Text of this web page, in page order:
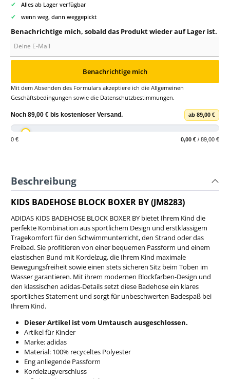
✔ Alles ab Lager verfügbar
✔ wenn weg, dann weggepickt
Benachrichtige mich, sobald das Produkt wieder auf Lager ist.
Benachrichtige mich
Mit dem Absenden des Formulars akzeptiere ich die Allgemeinen
Geschäftsbedingungen sowie die Datenschutzbestimmungen.
Noch 89,00 € bis kostenloser Versand. ab 89,00 €
0 € 0,00 € / 89,00 €
Beschreibung
KIDS BADEHOSE BLOCK BOXER BY (JM8283)
ADIDAS KIDS BADEHOSE BLOCK BOXER BY bietet Ihrem Kind die
perfekte Kombination aus sportlichem Design und erstklassigem
Tragekomfort für den Schwimmunterricht, den Strand oder das
Freibad. Sie profitieren von einer bequemen Passform und einem
elastischen Bund mit Kordelzug, die Ihrem Kind maximale
Bewegungsfreiheit sowie einen stets sicheren Sitz beim Toben im
Wasser garantieren. Mit ihrem modernen Blockfarben-Design und
den klassischen adidas-Details setzt diese Badehose ein klares
sportliches Statement und sorgt für unbeschwerten Badespaß bei
Ihrem Kind.
Dieser Artikel ist vom Umtausch ausgeschlossen.
Artikel für Kinder
Marke: adidas
Material: 100% recyceltes Polyester
Eng anliegende Passform
Kordelzugverschluss